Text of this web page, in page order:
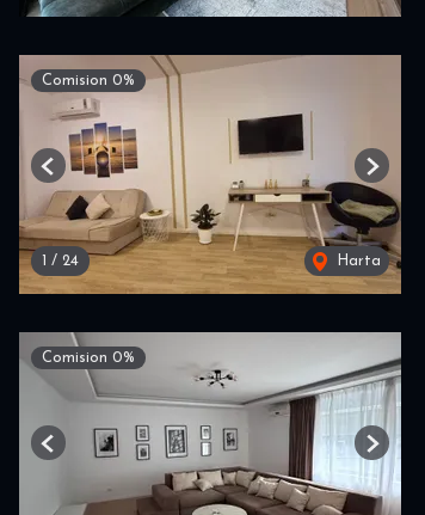
Comision 0%
1 / 24 Harta
Previous Next
Comision 0%
Previous Next